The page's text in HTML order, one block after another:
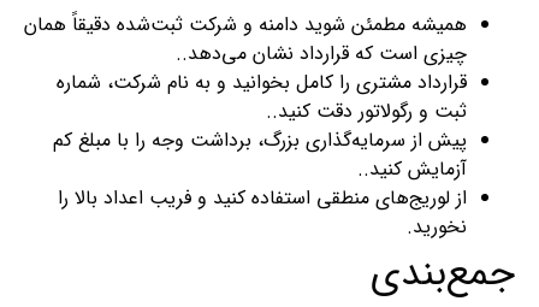
همیشه مطمئن شوید دامنه و شرکت ثبت‌شده دقیقاً همان
چیزی است که قرارداد نشان می‌دهد..
قرارداد مشتری را کامل بخوانید و به نام شرکت، شماره
ثبت و رگولاتور دقت کنید..
پیش از سرمایه‌گذاری بزرگ، برداشت وجه را با مبلغ کم
آزمایش کنید..
از لوریج‌های منطقی استفاده کنید و فریب اعداد بالا را
نخورید.
جمع‌بندی